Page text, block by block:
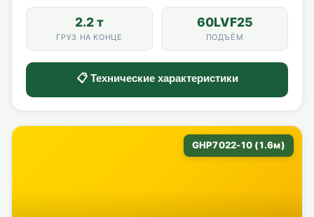
2.2 т
ГРУЗ НА КОНЦЕ
60LVF25
ПОДЪЁМ
📋 Технические характеристики
GHP7022-10 (1.6м)